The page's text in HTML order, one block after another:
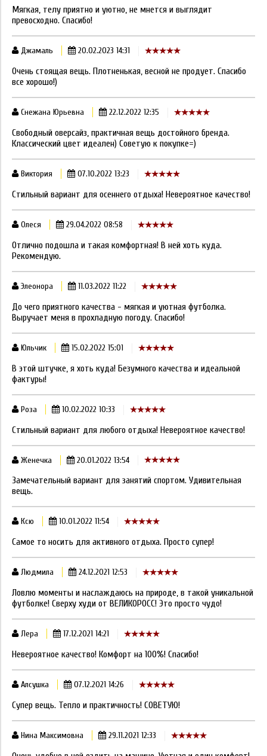
Мягкая, телу приятно и уютно, не мнется и выглядит
превосходно. Спасибо!
Джамаль 20.02.2023 14:31
Очень стоящая вещь. Плотненькая, весной не продует. Спасибо
все хорошо!)
Снежана Юрьевна 22.12.2022 12:35
Свободный оверсайз, практичная вещь достойного бренда.
Классический цвет идеален) Советую к покупке=)
Виктория 07.10.2022 13:23
Стильный вариант для осеннего отдыха! Невероятное качество!
Олеся 29.04.2022 08:58
Отлично подошла и такая комфортная! В ней хоть куда.
Рекомендую.
Элеонора 11.03.2022 11:22
До чего приятного качества - мягкая и уютная футболка.
Выручает меня в прохладную погоду. Спасибо!
Юльчик 15.02.2022 15:01
В этой штучке, я хоть куда! Безумного качества и идеальной
фактуры!
Роза 10.02.2022 10:33
Стильный вариант для любого отдыха! Невероятное качество!
Женечка 20.01.2022 13:54
Замечательный вариант для занятий спортом. Удивительная
вещь.
Ксю 10.01.2022 11:54
Самое то носить для активного отдыха. Просто супер!
Людмила 24.12.2021 12:53
Ловлю моменты и наслаждаюсь на природе, в такой уникальной
футболке! Сверху худи от ВЕЛИКОРОСС! Это просто чудо!
Лера 17.12.2021 14:21
Невероятное качество! Комфорт на 100%! Спасибо!
Алсушка 07.12.2021 14:26
Супер вещь. Тепло и практичность! СОВЕТУЮ!
Нина Максимовна 29.11.2021 12:33